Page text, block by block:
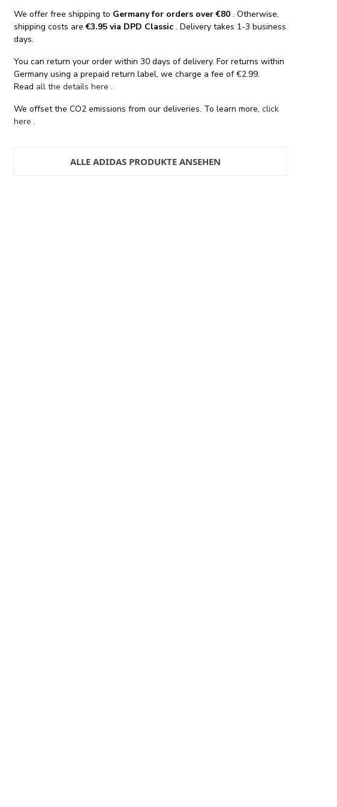
We offer free shippingto Germany for orders over €80 . Otherwise,
shipping costs are€3.95 via DPD Classic . Delivery takes 1-3 business
days.
You can return your order within 30 days of delivery. For returns within
Germany using a prepaid return label, we charge a fee of €2.99.
Read all the details here .
We offset the CO2 emissions from our deliveries. To learn more,click
here .
ALLE ADIDAS PRODUKTE ANSEHEN